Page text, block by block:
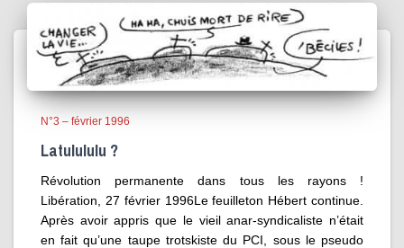
N°3 – février 1996
Latulululu ?
Révolution permanente dans tous les rayons !
Libération, 27 février 1996Le feuilleton Hébert continue.
Après avoir appris que le vieil anar-syndicaliste n’était
en fait qu’une taupe trotskiste du PCI, sous le pseudo